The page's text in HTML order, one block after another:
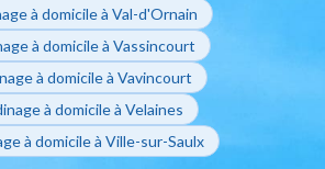
à domicile à Val-d'Ornain
à domicile à Vassincourt
à domicile à Vavincourt
à domicile à Velaines
à domicile à Ville-sur-Saulx